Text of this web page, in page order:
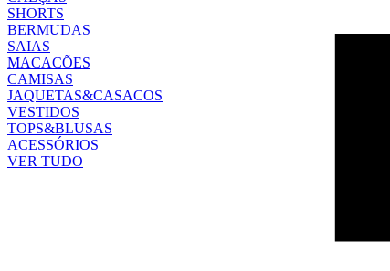
SHORTS
BERMUDAS
SAIAS
MACACÕES
CAMISAS
JAQUETAS&CASACOS
VESTIDOS
TOPS&BLUSAS
ACESSÓRIOS
VER TUDO